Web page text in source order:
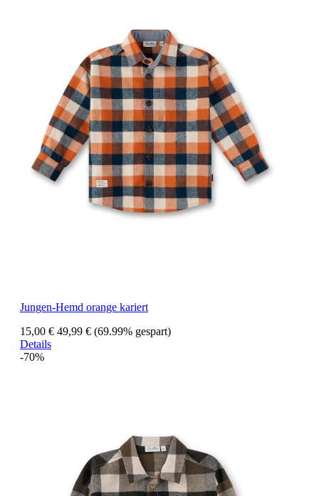
Jungen-Hemd orange kariert
15,00 € 49,99 € (69.99% gespart)
Details
-70%